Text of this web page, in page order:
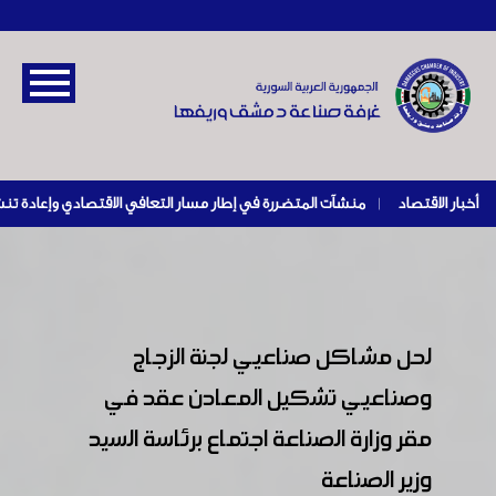
أخبار الاقتصاد |
لحل مشاكل صناعيي لجنة الزجاج
وصناعيي تشكيل المعادن عقد في
مقر وزارة الصناعة اجتماع برئاسة السيد
وزير الصناعة